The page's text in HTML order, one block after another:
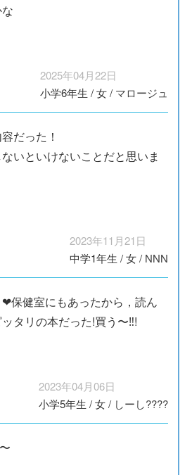
2025年04月22日
小学6年生 /女/ マロージュ
だった！
いといけないことだと思いま
2023年11月21日
中学1年生 /女/ NNN
保健室にもあったから，読ん
タリの本だった!買う〜‼︎!
2023年04月06日
小学5年生 /女/ しーし????